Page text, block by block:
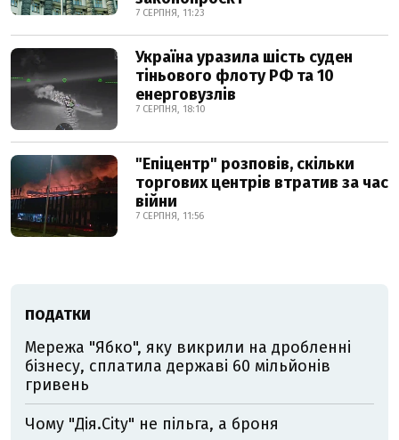
7 СЕРПНЯ, 11:23
Україна уразила шість суден
тіньового флоту РФ та 10
енерговузлів
7 СЕРПНЯ, 18:10
"Епіцентр" розповів, скільки
торгових центрів втратив за час
війни
7 СЕРПНЯ, 11:56
ПОДАТКИ
Мережа "Ябко", яку викрили на дробленні
бізнесу, сплатила державі 60 мільйонів
гривень
Чому "Дія.City" не пільга, а броня